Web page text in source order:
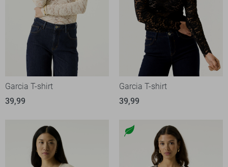
Garcia T-shirt
39,99
Garcia T-shirt
39,99